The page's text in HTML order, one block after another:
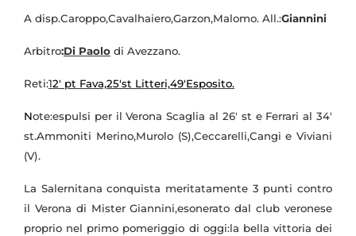
A disp.Caroppo,Cavalhaiero,Garzon,Malomo. All.:Giannini
Arbitro:Di Paolo di Avezzano.
Reti:12' pt Fava,25'st Litteri,49'Esposito.
Note:espulsi per il Verona Scaglia al 26' st e Ferrari al 34'
st.Ammoniti Merino,Murolo (S),Ceccarelli,Cangi e Viviani
(V).
La Salernitana conquista meritatamente 3 punti contro
il Verona di Mister Giannini,esonerato dal club veronese
proprio nel primo pomeriggio di oggi:la bella vittoria dei